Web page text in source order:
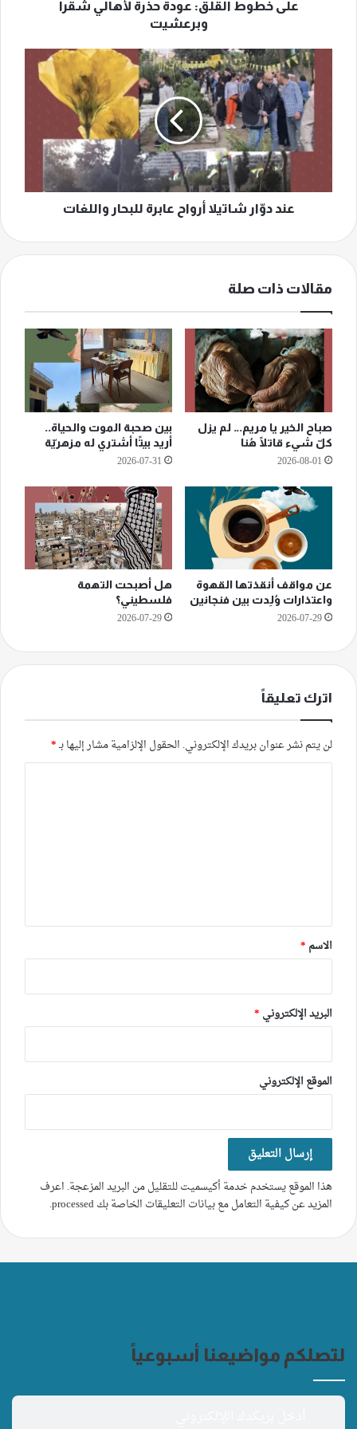
على خطوط القلق: عودة حذرة لأهالي شقرا
وبرعشيت
دوّار
شاتيلا
أرواح
عابرة
للبحار
واللغات
عند دوّار شاتيلا أرواح عابرة للبحار واللغات
مقالات ذات صلة
صباح الخير يا مريم… لم يزل
كلّ شيء قاتلًا هُنا
2026-08-01
بين صحبة الموت والحياة..
أريد بيتًا أشتري له مزهريّة
2026-07-31
عن مواقف أنقذتها القهوة
واعتذارات وُلِدت بين فنجانين
2026-07-29
هل أصبحت التهمة
فلسطيني؟
2026-07-29
اترك تعليقاً
لن يتم نشر عنوان بريدك الإلكتروني. الحقول الإلزامية مشار إليها بـ*
*
الاسم *
البريد الإلكتروني *
الموقع الإلكتروني
هذا الموقع يستخدم خدمة أكيسميت للتقليل من البريد المزعجة. اعرف
المزيد عن كيفية التعامل مع بيانات التعليقات الخاصة بك processed
.
لتصلكم مواضيعنا أسبوعياً